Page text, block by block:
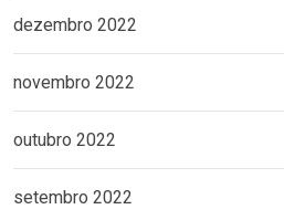
dezembro 2022
novembro 2022
outubro 2022
setembro 2022